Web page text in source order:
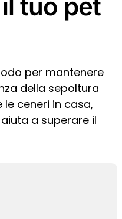
tuo pet
per mantenere
della sepoltura
ceneri in casa,
a superare il